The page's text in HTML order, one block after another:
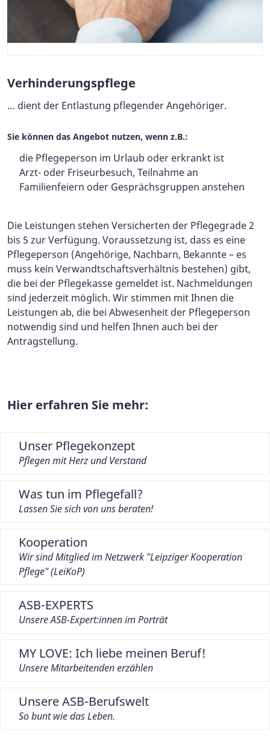
Verhinderungspflege
… dient der Entlastung pflegender Angehöriger.
Sie können das Angebot nutzen, wenn z.B.:
die Pflegeperson im Urlaub oder erkrankt ist
Arzt- oder Friseurbesuch, Teilnahme an
Familienfeiern oder Gesprächsgruppen anstehen
Die Leistungen stehen Versicherten der Pflegegrade 2
bis 5 zur Verfügung. Voraussetzung ist, dass es eine
Pflegeperson (Angehörige, Nachbarn, Bekannte – es
muss kein Verwandtschaftsverhältnis bestehen) gibt,
die bei der Pflegekasse gemeldet ist. Nachmeldungen
sind jederzeit möglich. Wir stimmen mit Ihnen die
Leistungen ab, die bei Abwesenheit der Pflegeperson
notwendig sind und helfen Ihnen auch bei der
Antragstellung.
Hier erfahren Sie mehr:
Unser Pflegekonzept
Pflegen mit Herz und Verstand
Was tun im Pflegefall?
Lassen Sie sich von uns beraten!
Kooperation
Wir sind Mitglied im Netzwerk "Leipziger Kooperation
Pflege" (LeiKoP)
ASB-EXPERTS
Unsere ASB-Expert:innen im Porträt
MY LOVE: Ich liebe meinen Beruf!
Unsere Mitarbeitenden erzählen
Unsere ASB-Berufswelt
So bunt wie das Leben.